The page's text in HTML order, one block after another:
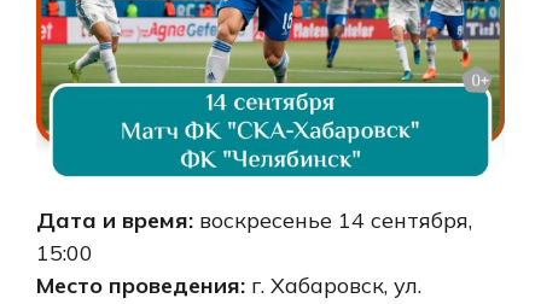
Дата и время: воскресенье 14 сентября,
15:00
Место проведения: г. Хабаровск, ул.